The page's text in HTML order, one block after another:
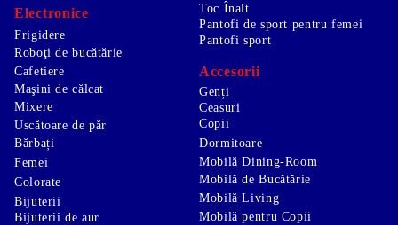
Electronice
Frigidere
Roboţi de bucătărie
Cafetiere
Maşini de călcat
Mixere
Uscătoare de păr
Toc Înalt
Pantofi de sport pentru femei
Pantofi sport
Accesorii
Genți
Ceasuri
Copii
Bărbați
Femei
Colorate
Bijuterii
Bijuterii de aur
Dormitoare
Mobilă Dining-Room
Mobilă de Bucătărie
Mobilă Living
Mobilă pentru Copii